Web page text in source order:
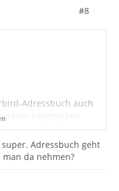
#8
Adressbuch auch
freigegeben
Adressbuch geht
da nehmen?